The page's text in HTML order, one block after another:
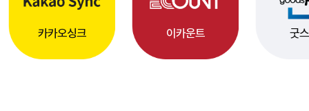
카카오싱크 이카운트 굿